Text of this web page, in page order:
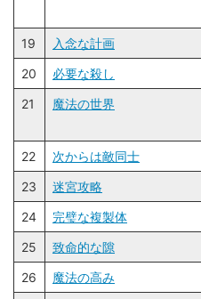
19
入念な計画
20
必要な殺し
21
魔法の世界
22
次からは敵同士
23
迷宮攻略
24
完璧な複製体
25
致命的な隙
26
魔法の高み